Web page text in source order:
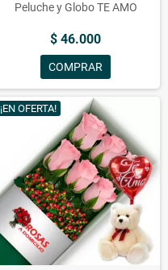
Peluche y Globo TE AMO
$ 46.000
COMPRAR
¡EN OFERTA!